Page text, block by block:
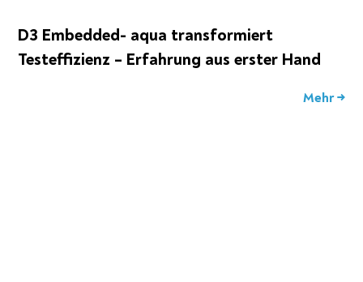
D3 Embedded- aqua transformiert
Testeffizienz – Erfahrung aus erster Hand
Mehr →